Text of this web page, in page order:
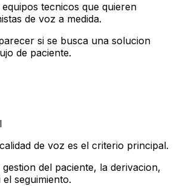
tecnicos que quieren
de voz a medida.
si se busca una solucion
de paciente.
de voz es el criterio principal.
del paciente, la derivacion,
seguimiento.